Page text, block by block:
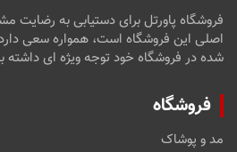
فروشگاه پاورتل برای دستیابی به رضایت
اصلی این فروشگاه است، همواره سعی
شده در فروشگاه خود توجه ویژه ای داشته
فروشگاه
مد و پوشاک